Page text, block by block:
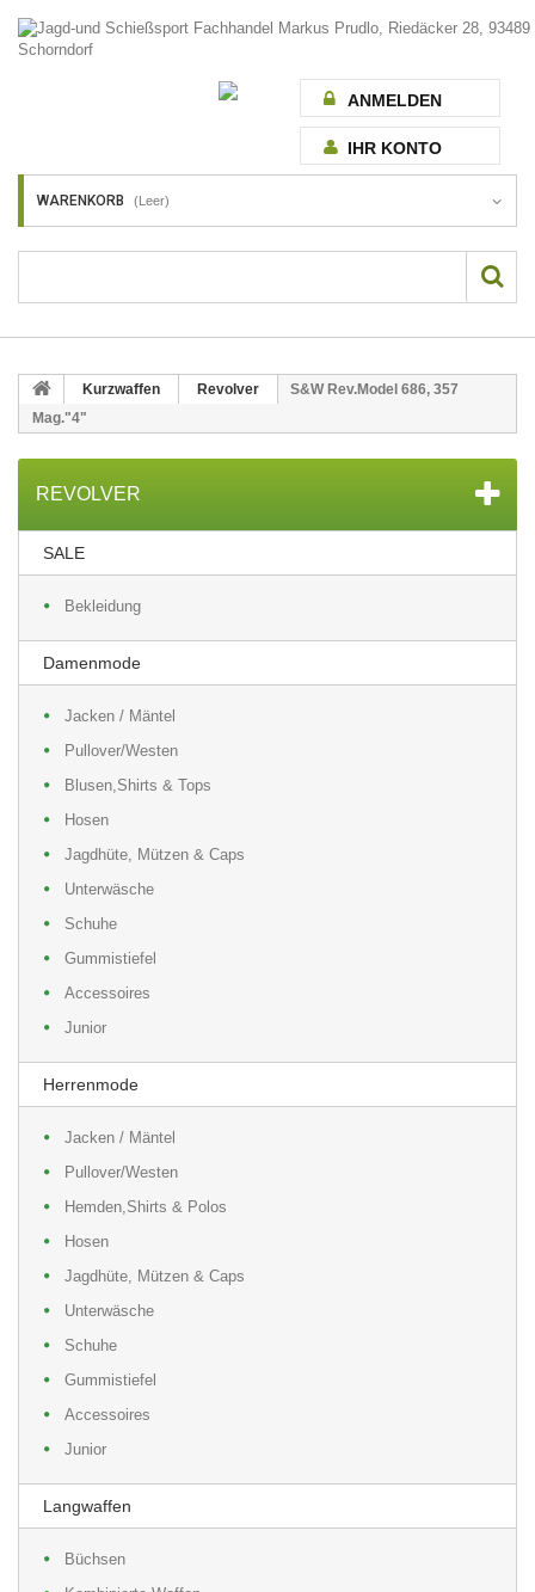
ANMELDEN
IHR KONTO
WARENKORB (Leer)
Kurzwaffen Revolver
S&W Rev.Model 686, 357
Mag."4"
REVOLVER
SALE
Bekleidung
Damenmode
Jacken / Mäntel
Pullover/Westen
Blusen,Shirts & Tops
Hosen
Jagdhüte, Mützen & Caps
Unterwäsche
Schuhe
Gummistiefel
Accessoires
Junior
Herrenmode
Jacken / Mäntel
Pullover/Westen
Hemden,Shirts & Polos
Hosen
Jagdhüte, Mützen & Caps
Unterwäsche
Schuhe
Gummistiefel
Accessoires
Junior
Langwaffen
Büchsen